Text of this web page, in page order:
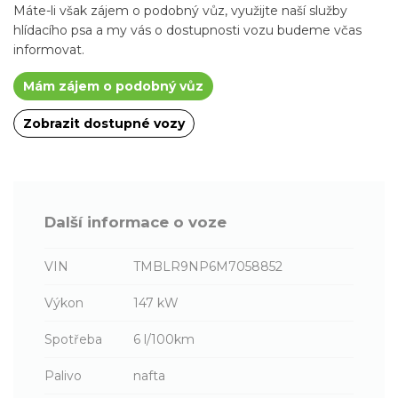
Máte-li však zájem o podobný vůz, využijte naší služby
hlídacího psa a my vás o dostupnosti vozu budeme včas
informovat.
Mám zájem o podobný vůz
Zobrazit dostupné vozy
Další informace o voze
VIN TMBLR9NP6M7058852
Výkon 147 kW
Spotřeba 6 l/100km
Palivo nafta